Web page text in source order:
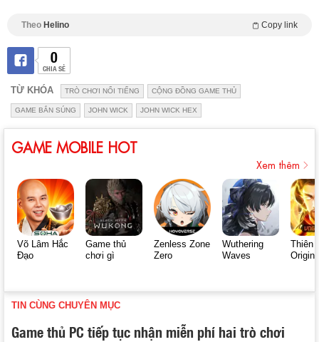
Theo Helino Copy link
0
CHIA SẺ
TỪ KHÓA TRÒ CHƠI NỔI TIẾNG CỘNG ĐỒNG GAME THỦ
GAME BẮN SÚNG JOHN WICK JOHN WICK HEX
GAME MOBILE HOT
Xem thêm
Võ Lâm Hắc
Đạo
Game thủ
chơi gì
Zenless Zone
Zero
Wuthering
Waves
Thiên
Origin
TIN CÙNG CHUYÊN MỤC
Game thủ PC tiếp tục nhận miễn phí hai trò chơi